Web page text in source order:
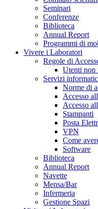
Seminari
Conferenze
Biblioteca
Annual Report
Programmi di
Vivere i Laboratori
Regole di
Utenti non
Servizi
Norme di
Accesso
Accesso
Stampanti
Posta
VPN
Come
Software
Biblioteca
Annual Report
Navette
Mensa/Bar
Infermeria
Gestione Spazi